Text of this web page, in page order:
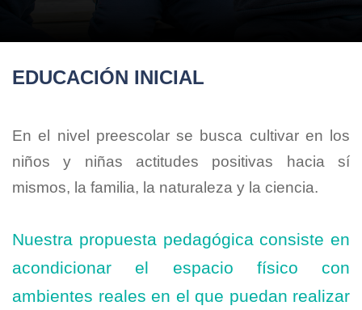
EDUCACIÓN INICIAL
En el nivel preescolar se busca cultivar en los
niños y niñas actitudes positivas hacia sí
mismos, la familia, la naturaleza y la ciencia.
Nuestra propuesta pedagógica consiste en
acondicionar el espacio físico con
ambientes reales en el que puedan realizar